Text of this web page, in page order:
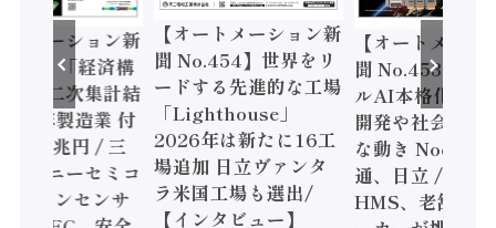
トメーション新
】「経済構
調査二次集計結
年製造業 付
額86兆円 / 三
とソニーセミコ
ジョンセンサ
【オートメーション新
聞 No.454】世界をリ
ードする先進的な工場
「Lighthouse」
2026年は新たに16工
場追加 日立ヴァンタ
ラ米国工場も選出/
【インタビュー】
【オートメーシ
聞 No.453】フ
ルAI本格化へ
開発や社会実装
な動き Noetra
通、日立 / 兵神
HMS、老舗ポ